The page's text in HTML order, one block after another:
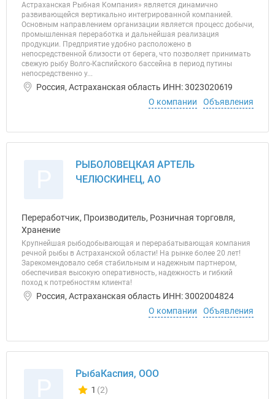
Астраханская Рыбная Компания» является динамично
развивающейся вертикально интегрированной компанией.
Основным направлением организации является процесс добычи,
промышленная переработка и дальнейшая реализация
продукции. Предприятие удобно расположено в
непосредственной близости от берега, что позволяет принимать
свежую рыбу Волго-Каспийского бассейна в период путины
непосредственно у...
Россия, Астраханская область ИНН: 3023020619
О компании
Объявления
РЫБОЛОВЕЦКАЯ АРТЕЛЬ
ЧЕЛЮСКИНЕЦ, АО
Переработчик, Производитель, Розничная торговля,
Хранение
Крупнейшая рыбодобывающая и перерабатывающая компания
речной рыбы в Астраханской области! На рынке более 20 лет!
Зарекомендовало себя стабильным и надежным партнером,
обеспечивая высокую оперативность, надежность и гибкий
поход к потребностям клиента!
Россия, Астраханская область ИНН: 3002004824
О компании
Объявления
РыбаКаспия, ООО
Количество отзывов у компании всего и сегодня
1 (2)